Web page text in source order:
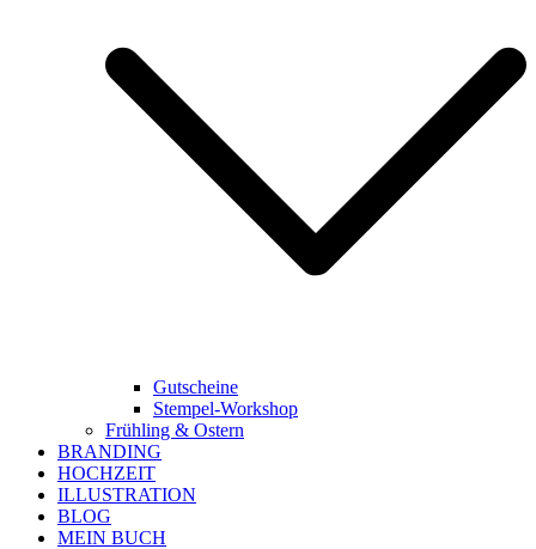
Gutscheine
Stempel-Workshop
Frühling & Ostern
BRANDING
HOCHZEIT
ILLUSTRATION
BLOG
MEIN BUCH